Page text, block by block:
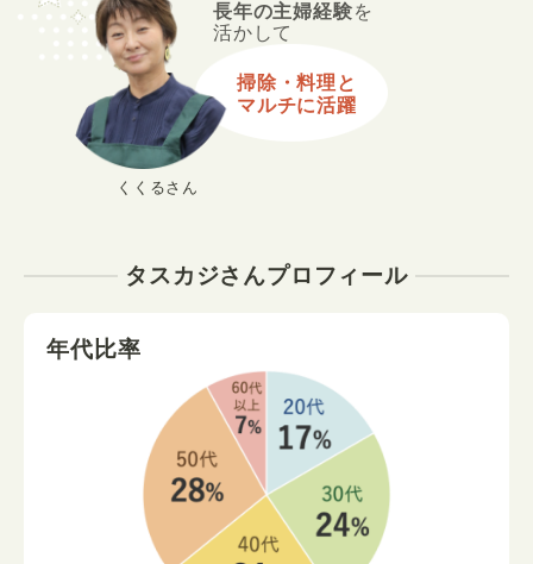
くくるさん
長年の主婦経験を
活かして
掃除・料理と
マルチに活躍
タスカジさんプロフィール
年代比率